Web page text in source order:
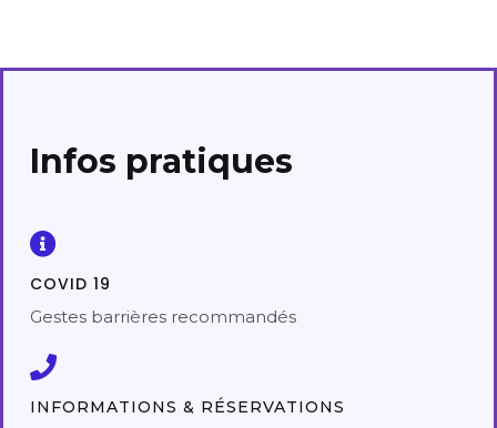
Infos pratiques
COVID 19
Gestes barrières recommandés
INFORMATIONS & RÉSERVATIONS